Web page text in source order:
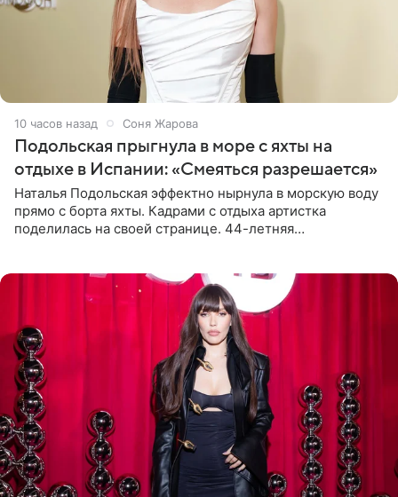
10 часов назад Соня Жарова
Подольская прыгнула в море с яхты на
отдыхе в Испании: «Смеяться разрешается»
Наталья Подольская эффектно нырнула в морскую воду
прямо с борта яхты. Кадрами с отдыха артистка
поделилась на своей странице. 44-летняя